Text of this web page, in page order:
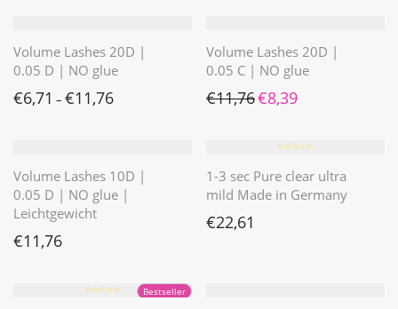
Volume Lashes 20D |
0.05 D | NO glue
€6,71 – €11,76
Volume Lashes 20D |
0.05 C | NO glue
€11,76 Ursprünglicher Preis war:
€8,39Aktueller Preis ist:
Volume Lashes 10D |
0.05 D | NO glue |
Leichtgewicht
€11,76
⭐️⭐️⭐️⭐️⭐️
1-3 sec Pure clear ultra
mild Made in Germany
€22,61
Bestseller
⭐️⭐️⭐️⭐️⭐️